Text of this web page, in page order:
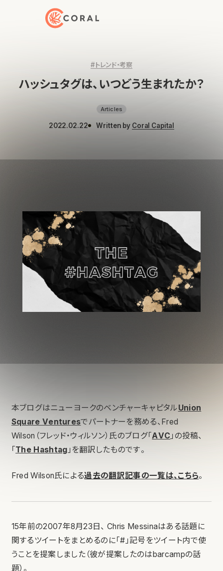
トップページへ戻る
#トレンド・考察
ハッシュタグは、いつどう生まれたか？
Articles
2022.02.22 Written by Coral Capital
本ブログはニューヨークのベンチャーキャピタルUnion
Square Venturesでパートナーを務める、Fred
Wilson（フレッド・ウィルソン）氏のブログ「AVC 」の投稿、
「 The Hashtag 」を翻訳したものです。
Fred Wilson氏による過去の翻訳記事の一覧は、こちら。
15年前の2007年8月23日、 Chris Messinaはある話題に
関するツイートをまとめるのに「#」記号をツイート内で使
うことを提案しました（彼が提案したのはbarcampの話
題）。